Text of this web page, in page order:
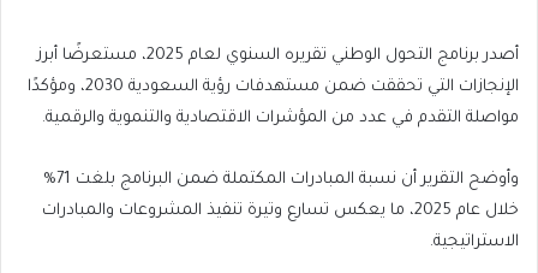
أصدر برنامج التحول الوطني تقريره السنوي لعام 2025، مستعرضًا أبرز
الإنجازات التي تحققت ضمن مستهدفات رؤية السعودية 2030، ومؤكدًا
مواصلة التقدم في عدد من المؤشرات الاقتصادية والتنموية والرقمية.
وأوضح التقرير أن نسبة المبادرات المكتملة ضمن البرنامج بلغت 71%
خلال عام 2025، ما يعكس تسارع وتيرة تنفيذ المشروعات والمبادرات
الاستراتيجية.